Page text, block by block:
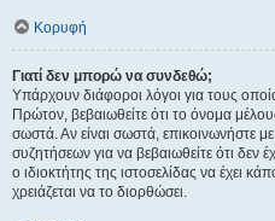
Κορυφή
Γιατί δεν μπορώ να συνδεθώ;
Υπάρχουν διάφοροι λόγοι για τους
Πρώτον, βεβαιωθείτε ότι το όνομα
σωστά. Αν είναι σωστά, επικοινωνήστε
συζητήσεων για να βεβαιωθείτε ότι δεν
ο ιδιοκτήτης της ιστοσελίδας να έχει
χρειάζεται να το διορθώσει.